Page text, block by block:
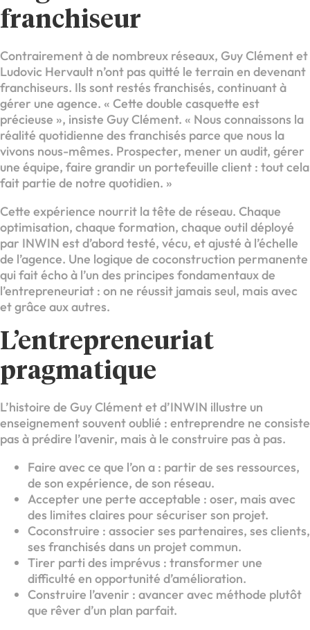
franchiseur
Contrairement à de nombreux réseaux, Guy Clément et
Ludovic Hervault n’ont pas quitté le terrain en devenant
franchiseurs. Ils sont restés franchisés, continuant à
gérer une agence. « Cette double casquette est
précieuse », insiste Guy Clément. « Nous connaissons la
réalité quotidienne des franchisés parce que nous la
vivons nous-mêmes. Prospecter, mener un audit, gérer
une équipe, faire grandir un portefeuille client : tout cela
fait partie de notre quotidien. »
Cette expérience nourrit la tête de réseau. Chaque
optimisation, chaque formation, chaque outil déployé
par INWIN est d’abord testé, vécu, et ajusté à l’échelle
de l’agence. Une logique de coconstruction permanente
qui fait écho à l’un des principes fondamentaux de
l’entrepreneuriat : on ne réussit jamais seul, mais avec
et grâce aux autres.
L’entrepreneuriat
pragmatique
L’histoire de Guy Clément et d’INWIN illustre un
enseignement souvent oublié : entreprendre ne consiste
pas à prédire l’avenir, mais à le construire pas à pas.
Faire avec ce que l’on a : partir de ses ressources,
de son expérience, de son réseau.
Accepter une perte acceptable : oser, mais avec
des limites claires pour sécuriser son projet.
Coconstruire : associer ses partenaires, ses clients,
ses franchisés dans un projet commun.
Tirer parti des imprévus : transformer une
difficulté en opportunité d’amélioration.
Construire l’avenir : avancer avec méthode plutôt
que rêver d’un plan parfait.